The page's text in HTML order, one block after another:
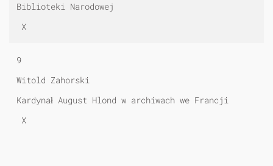
Biblioteki Narodowej
X
9
Witold Zahorski
Kardynał August Hlond w archiwach we Francji
X